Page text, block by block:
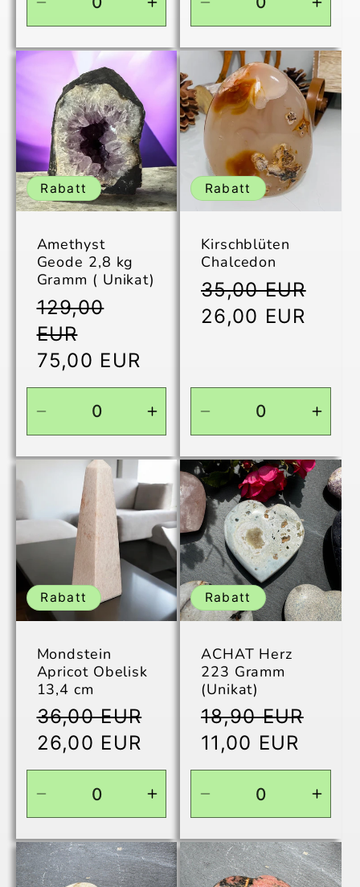
Verringere
die
Menge
Default
Title
Erhöhe
die
Menge
für
Default
Title
Verringere
die
Menge
für
Default
Title
die
für
Title
Rabatt
Amethyst
Geode 2,8 kg
Gramm ( Unikat)
Normaler
Preis
129,00
EUR
Verkaufspreis
75,00 EUR
Verringere
die
Menge
Default
Title
Erhöhe
die
Menge
für
Default
Title
Rabatt
Kirschblüten
Chalcedon
Normaler
Preis
35,00 EUR
Verkaufspreis
26,00 EUR
Verringere
die
Menge
für
ohne
Leuchtmittel
die
für
ohne
Rabatt
Mondstein
Apricot Obelisk
13,4 cm
Normaler
Preis
36,00 EUR
Verkaufspreis
26,00 EUR
Verringere
die
Menge
für
Erhöhe
die
Menge
für
Rabatt
ACHAT Herz
223 Gramm
(Unikat)
Normaler
Preis
18,90 EUR
11,00 EUR
Verringere
die
Menge
für
die
für